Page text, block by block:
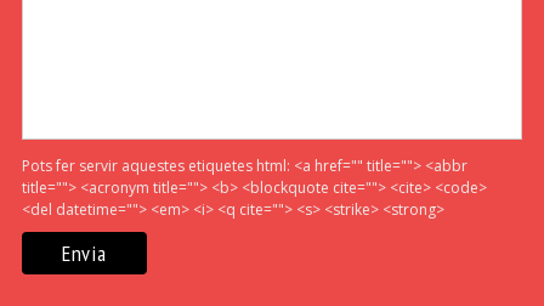
Pots fer servir aquestes etiquetes html: <a href="" title=""> <abbr
title=""> <acronym title=""> <b> <blockquote cite=""> <cite> <code>
<del datetime=""> <em> <i> <q cite=""> <s> <strike> <strong>